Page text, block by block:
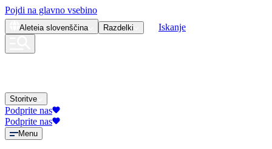
Pojdi na glavno vsebino
Aleteia slovenščina Razdelki Iskanje
Storitve
Podprite nas
Podprite nas
Menu